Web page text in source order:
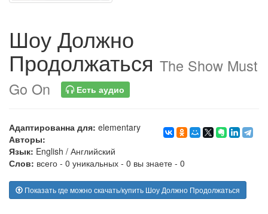
Шоу Должно
Продолжаться The Show Must
Go On
Есть аудио
Адаптированна для: elementary
Авторы:
Язык: English / Английский
Слов: всего - 0 уникальных - 0 вы знаете - 0
Показать где можно скачать/купить Шоу Должно Продолжаться